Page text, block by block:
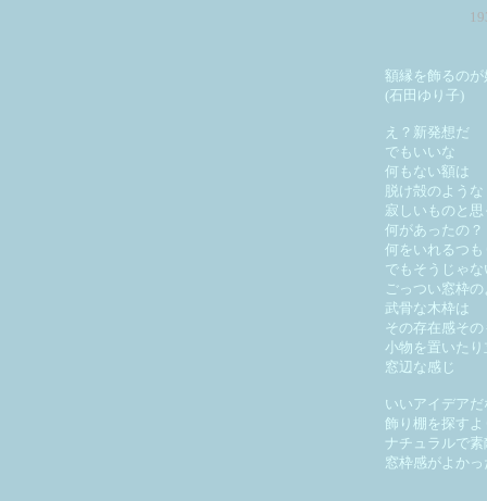
額縁を飾るの
(石田ゆり子)
え？新発想だ
でもいいな
何もない額は
脱け殻のような
寂しいものと思
何があったの？
何をいれるつも
でもそうじゃな
ごっつい窓枠
武骨な木枠は
その存在感その
小物を置いた
窓辺な感じ
いいアイデアだ
飾り棚を探すよ
ナチュラルで
窓枠感がよかっ